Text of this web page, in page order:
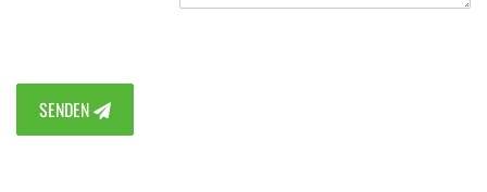
SENDEN